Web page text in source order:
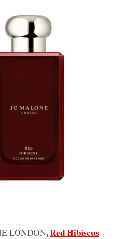
LONDON,Red Hibiscus